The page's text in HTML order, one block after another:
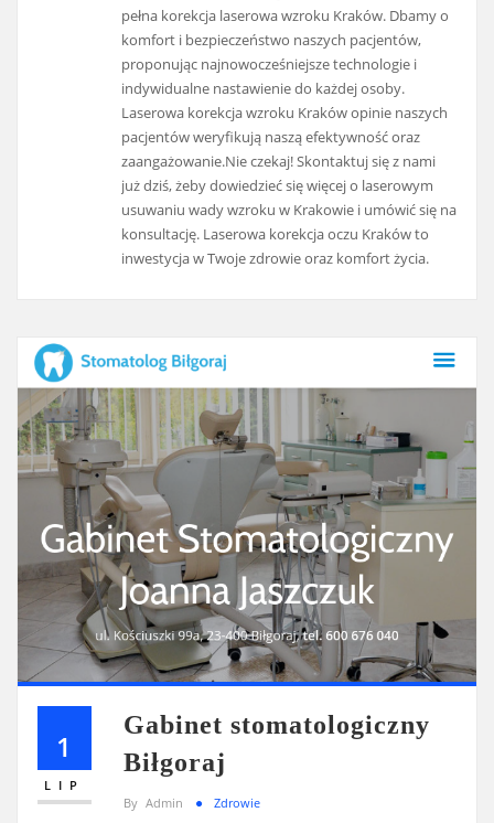
pełna korekcja laserowa wzroku Kraków. Dbamy o
komfort i bezpieczeństwo naszych pacjentów,
proponując najnowocześniejsze technologie i
indywidualne nastawienie do każdej osoby.
Laserowa korekcja wzroku Kraków opinie naszych
pacjentów weryfikują naszą efektywność oraz
zaangażowanie.Nie czekaj! Skontaktuj się z nami
już dziś, żeby dowiedzieć się więcej o laserowym
usuwaniu wady wzroku w Krakowie i umówić się na
konsultację. Laserowa korekcja oczu Kraków to
inwestycja w Twoje zdrowie oraz komfort życia.
1
LIP
Gabinet stomatologiczny
Biłgoraj
By Admin Zdrowie